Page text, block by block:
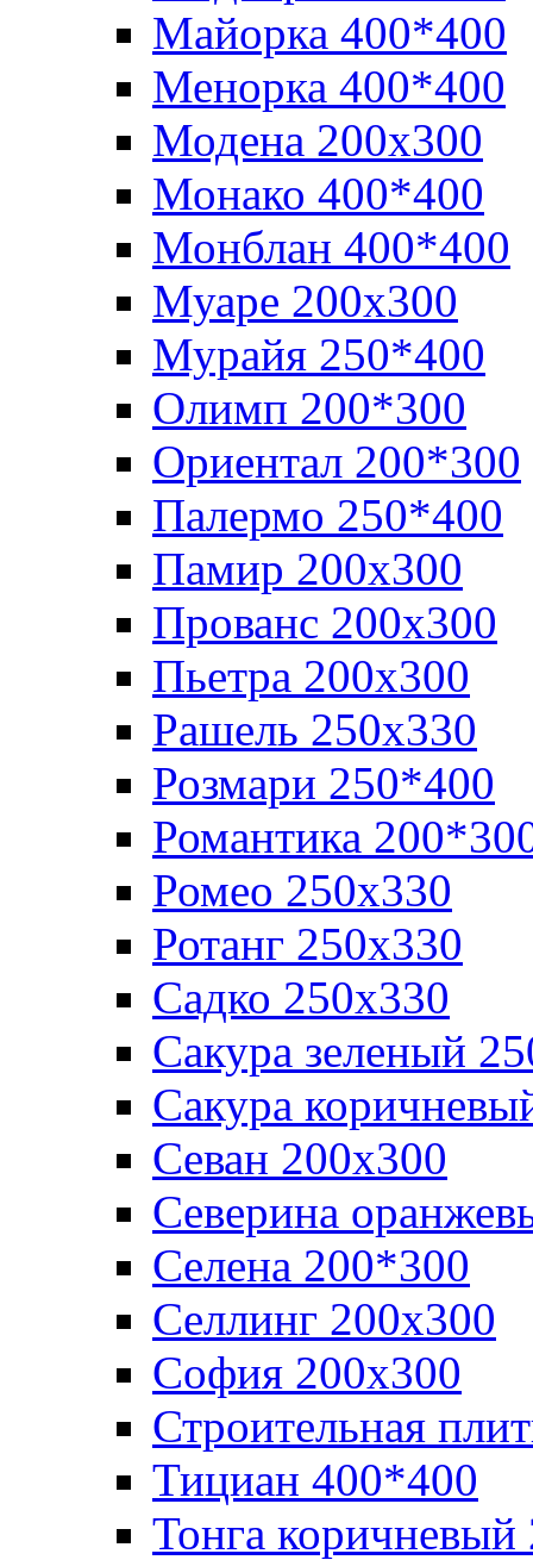
Майорка 400*400
Менорка 400*400
Модена 200х300
Монако 400*400
Монблан 400*400
Муаре 200х300
Мурайя 250*400
Олимп 200*300
Ориентал 200*300
Палермо 250*400
Памир 200х300
Прованс 200х300
Пьетра 200х300
Рашель 250х330
Розмари 250*400
Романтика
Ромео 250x330
Ротанг 250х330
Садко 250х330
Сакура зеленый
Сакура
Севан 200х300
Северина
Селена 200*300
Селлинг 200х300
София 200х300
Строительная
Тициан 400*400
Тонга коричневый